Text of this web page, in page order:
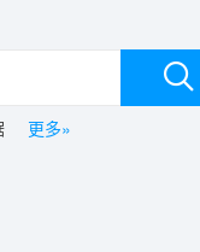
更多»